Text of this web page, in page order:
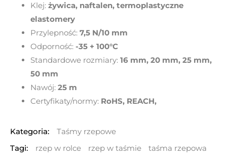
Klej: żywica, naftalen, termoplastyczne
elastomery
Przylepność: 7,5 N/10 mm
Odporność: -35 + 100°C
Standardowe rozmiary: 16 mm, 20 mm, 25 mm,
50 mm
Nawój: 25 m
Certyfikaty/normy: RoHS, REACH,
Kategoria:
Taśmy rzepowe
Tagi:
rzep w rolce rzep w taśmie taśma rzepowa